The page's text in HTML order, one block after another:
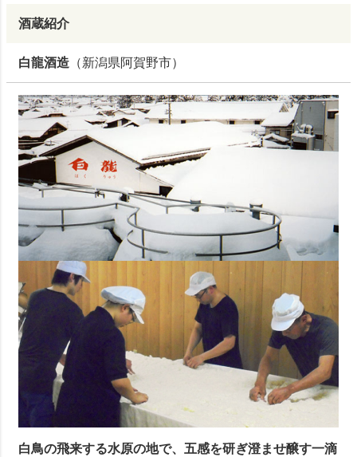
酒蔵紹介
白龍酒造 （新潟県阿賀野市）
白鳥の飛来する水原の地で、五感を研ぎ澄ませ醸す一滴